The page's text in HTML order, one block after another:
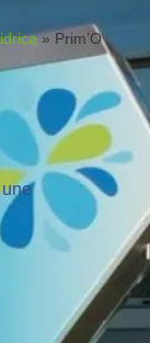
» Prim’O